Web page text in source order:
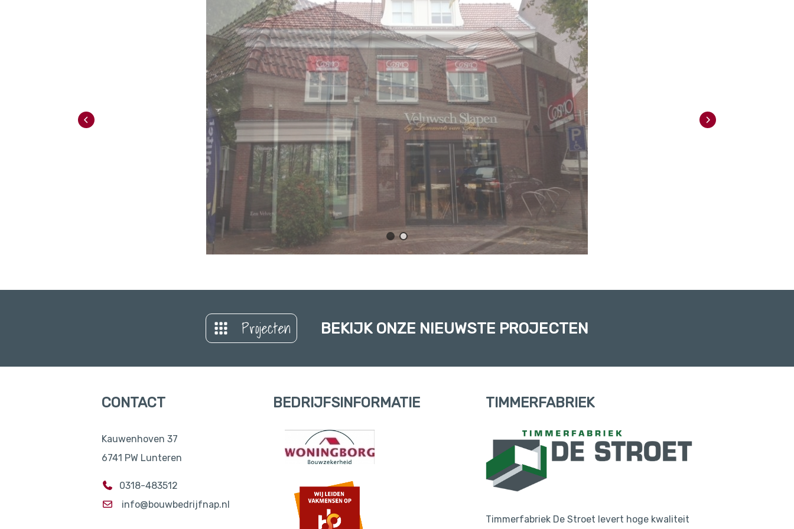
Projecten BEKIJK ONZE NIEUWSTE PROJECTEN
CONTACT
Kauwenhoven 37
6741 PW Lunteren
0318-483512
info@bouwbedrijfnap.nl
BEDRIJFSINFORMATIE TIMMERFABRIEK
Timmerfabriek De Stroet levert hoge kwaliteit